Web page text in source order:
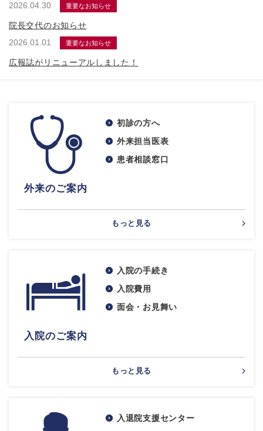
2026.04.30
重要なお知らせ
院長交代のお知らせ
2026.01.01
重要なお知らせ
広報誌がリニューアルしました！
外来のご案内
初診の方へ
外来担当医表
患者相談窓口
もっと見る
入院のご案内
入院の手続き
入院費用
面会・お見舞い
もっと見る
入退院支援センター